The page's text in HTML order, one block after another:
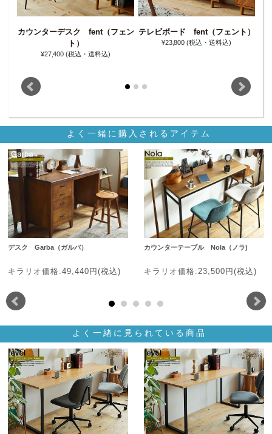
カウンターデスク fent（フェン
ト）
¥27‚400 (税込・送料込)
テレビボード fent（フェント）
¥23‚800 (税込・送料込)
よく一緒に購入されるアイテム
デスク Garba（ガルバ）
キラリオ価格:49,440円(税込)
カウンターテーブル Nola（ノラ)
キラリオ価格:23,500円(税込)
よく一緒に見られている商品